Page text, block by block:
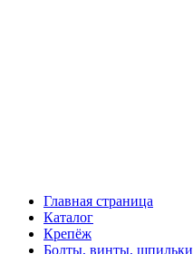
Главная страница
Каталог
Крепёж
Болты, винты, шпильки